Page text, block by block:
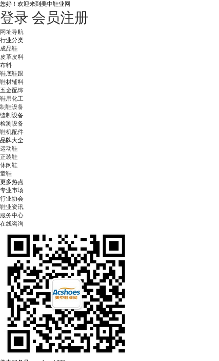
您好！ 欢迎来到美中鞋业网
登录 会员注册
网址导航
行业分类
成品鞋
皮革皮料
布料
鞋底鞋跟
鞋材辅料
五金配饰
鞋用化工
制鞋设备
缝制设备
检测设备
鞋机配件
品牌大全
运动鞋
正装鞋
休闲鞋
童鞋
更多热点
专业市场
行业协会
鞋业资讯
服务中心
在线咨询